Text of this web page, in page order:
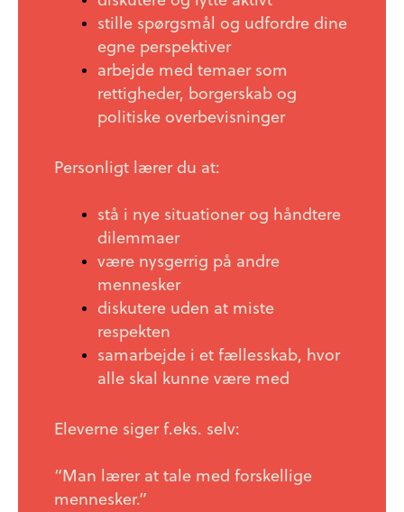
stille spørgsmål og udfordre dine
egne perspektiver
arbejde med temaer som
rettigheder, borgerskab og
politiske overbevisninger
Personligt lærer du at:
stå i nye situationer og håndtere
dilemmaer
være nysgerrig på andre
mennesker
diskutere uden at miste
respekten
samarbejde i et fællesskab, hvor
alle skal kunne være med
Eleverne siger f.eks. selv:
“Man lærer at tale med forskellige
mennesker.”